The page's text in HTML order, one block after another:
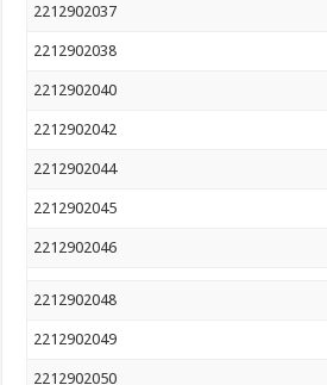
2212902037
2212902038
2212902040
2212902042
2212902044
2212902045
2212902046
2212902048
2212902049
2212902050